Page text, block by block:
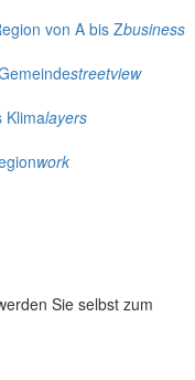
von A bis Zbusiness
streetview
Klimalayers
work
Sie selbst zum